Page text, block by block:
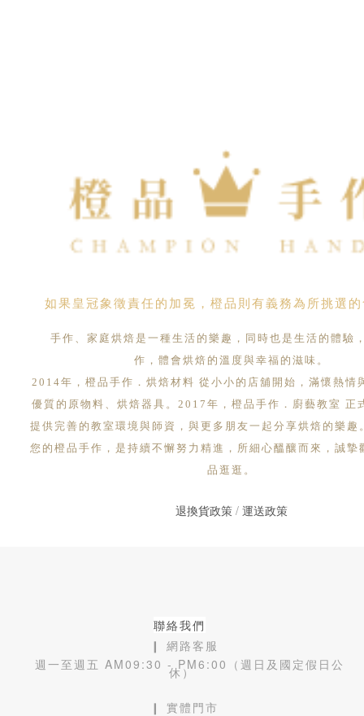
如果皇冠象徵責任的加冕，橙品則有義務為所挑選
手作、家庭烘焙是一種生活的樂趣，同時也是生活的體驗
作，體會烘焙的溫度與幸福的滋味。
2014年，橙品手作．烘焙材料 從小小的店舖開始，滿懷熱情
優質的原物料、烘焙器具。2017年，橙品手作．廚藝教室 正
提供完善的教室環境與師資，與更多朋友一起分享烘焙的樂趣
您的橙品手作，是持續不懈努力精進，所細心醞釀而來，誠摯
品逛逛。
退換貨政策/ 運送政策
聯絡我們
❙ 網路客服
週一至週五 AM09:30 - PM6:00（週日及國定假日公
休）
❙ 實體門市